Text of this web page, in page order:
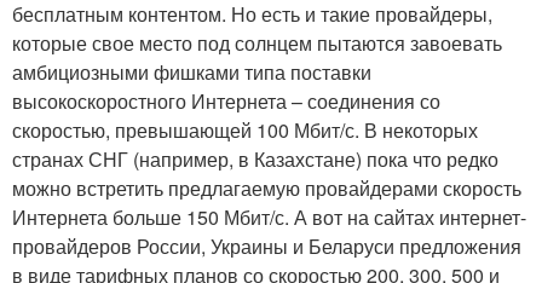
бесплатным контентом. Но есть и такие провайдеры,
которые свое место под солнцем пытаются завоевать
амбициозными фишками типа поставки
высокоскоростного Интернета – соединения со
скоростью, превышающей 100 Мбит/с. В некоторых
странах СНГ (например, в Казахстане) пока что редко
можно встретить предлагаемую провайдерами скорость
Интернета больше 150 Мбит/с. А вот на сайтах интернет-
провайдеров России, Украины и Беларуси предложения
в виде тарифных планов со скоростью 200, 300, 500 и